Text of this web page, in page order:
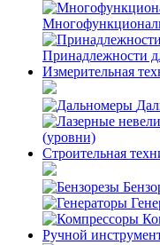
Принадлежности
Измерительная
(уровни)
Строительная
Ручной